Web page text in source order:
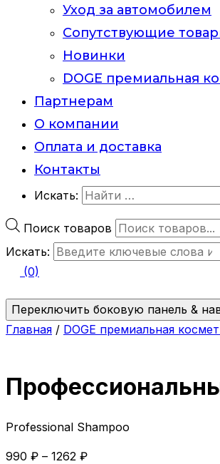
Уход за автомобилем
Сопутствующие
Новинки
DOGE премиальная
Партнерам
О компании
Оплата и доставка
Контакты
Искать:
Поиск товаров
Искать:
(0)
Переключить боковую панель &
Главная / DOGE премиальная
Professional Shampoo
990 ₽ – 1262 ₽